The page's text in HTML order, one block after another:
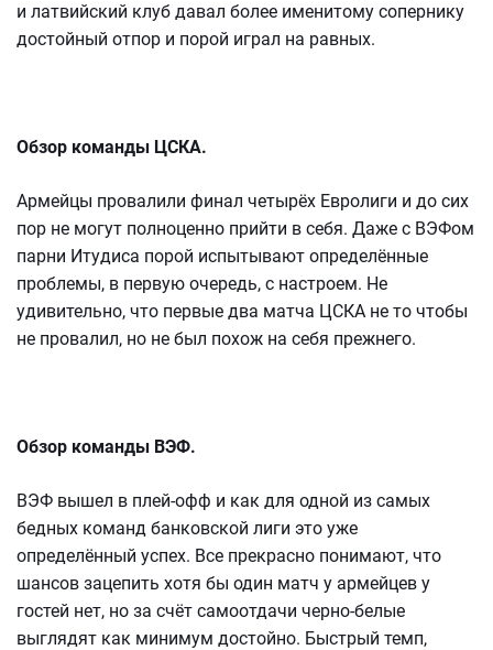
и латвийский клуб давал более именитому сопернику
достойный отпор и порой играл на равных.
Обзор команды ЦСКА.
Армейцы провалили финал четырёх Евролиги и до сих
пор не могут полноценно прийти в себя. Даже с ВЭФом
парни Итудиса порой испытывают определённые
проблемы, в первую очередь, с настроем. Не
удивительно, что первые два матча ЦСКА не то чтобы
не провалил, но не был похож на себя прежнего.
Обзор команды ВЭФ.
ВЭФ вышел в плей-офф и как для одной из самых
бедных команд банковской лиги это уже
определённый успех. Все прекрасно понимают, что
шансов зацепить хотя бы один матч у армейцев у
гостей нет, но за счёт самоотдачи черно-белые
выглядят как минимум достойно. Быстрый темп,